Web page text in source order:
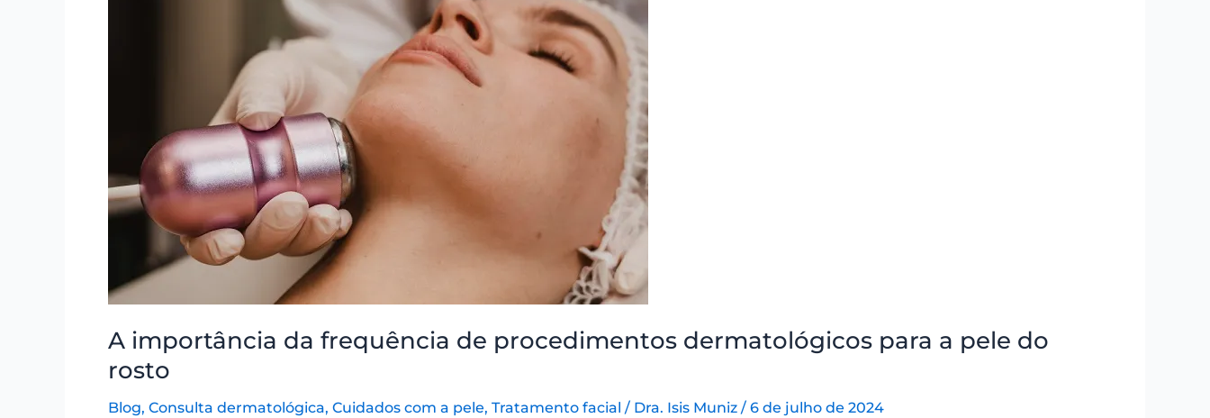
A importância da frequência de procedimentos dermatológicos para a pele do
rosto
Blog, Consulta dermatológica, Cuidados com a pele, Tratamento facial / Dra. Isis Muniz / 6 de julho de 2024
do
rosto